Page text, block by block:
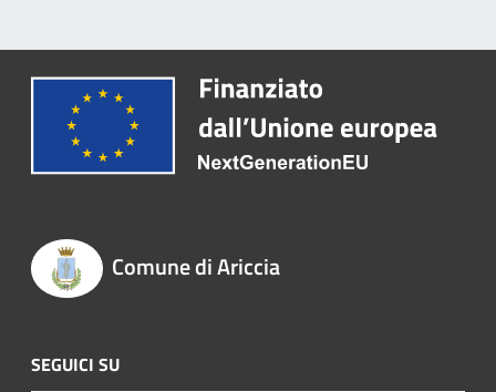
Comune di Ariccia
SEGUICI SU